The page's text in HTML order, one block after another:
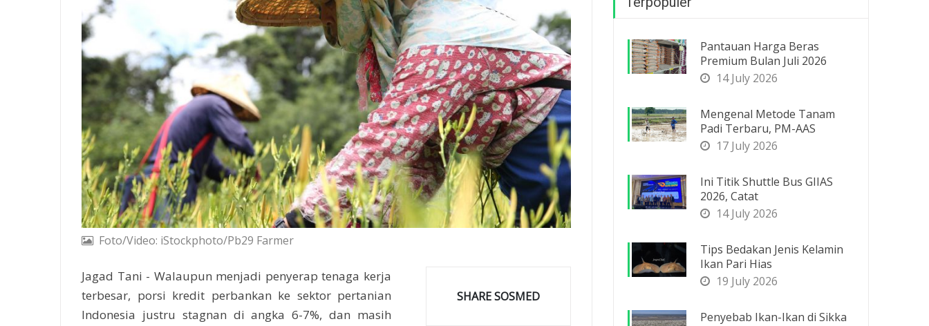
Foto/Video: iStockphoto/Pb29 Farmer
SHARE SOSMED
Jagad Tani - Walaupun menjadi penyerap tenaga kerja
terbesar, porsi kredit perbankan ke sektor pertanian
Indonesia justru stagnan di angka 6-7%, dan masih
Pantauan Harga Beras
Premium Bulan Juli 2026
14 July 2026
Mengenal Metode Tanam
Padi Terbaru, PM-AAS
17 July 2026
Ini Titik Shuttle Bus GIIAS
2026, Catat
14 July 2026
Tips Bedakan Jenis Kelamin
Ikan Pari Hias
19 July 2026
Penyebab Ikan-Ikan di Sikka